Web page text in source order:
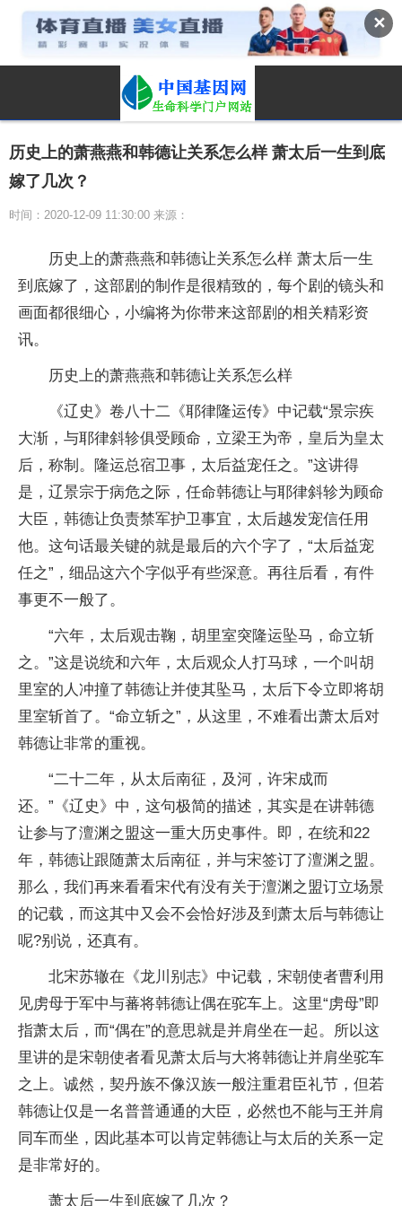
✕
历史上的萧燕燕和韩德让关系怎么样 萧太后一生到底
嫁了几次？
时间：2020-12-09 11:30:00 来源：
历史上的萧燕燕和韩德让关系怎么样 萧太后一生
到底嫁了，这部剧的制作是很精致的，每个剧的镜头和
画面都很细心，小编将为你带来这部剧的相关精彩资
讯。
历史上的萧燕燕和韩德让关系怎么样
《辽史》卷八十二《耶律隆运传》中记载“景宗疾
大渐，与耶律斜轸俱受顾命，立梁王为帝，皇后为皇太
后，称制。隆运总宿卫事，太后益宠任之。”这讲得
是，辽景宗于病危之际，任命韩德让与耶律斜轸为顾命
大臣，韩德让负责禁军护卫事宜，太后越发宠信任用
他。这句话最关键的就是最后的六个字了，“太后益宠
任之”，细品这六个字似乎有些深意。再往后看，有件
事更不一般了。
“六年，太后观击鞠，胡里室突隆运坠马，命立斩
之。”这是说统和六年，太后观众人打马球，一个叫胡
里室的人冲撞了韩德让并使其坠马，太后下令立即将胡
里室斩首了。“命立斩之”，从这里，不难看出萧太后对
韩德让非常的重视。
“二十二年，从太后南征，及河，许宋成而
还。”《辽史》中，这句极简的描述，其实是在讲韩德
让参与了澶渊之盟这一重大历史事件。即，在统和22
年，韩德让跟随萧太后南征，并与宋签订了澶渊之盟。
那么，我们再来看看宋代有没有关于澶渊之盟订立场景
的记载，而这其中又会不会恰好涉及到萧太后与韩德让
呢?别说，还真有。
北宋苏辙在《龙川别志》中记载，宋朝使者曹利用
见虏母于军中与蕃将韩德让偶在驼车上。这里“虏母”即
指萧太后，而“偶在”的意思就是并肩坐在一起。所以这
里讲的是宋朝使者看见萧太后与大将韩德让并肩坐驼车
之上。诚然，契丹族不像汉族一般注重君臣礼节，但若
韩德让仅是一名普普通通的大臣，必然也不能与王并肩
同车而坐，因此基本可以肯定韩德让与太后的关系一定
是非常好的。
萧太后一生到底嫁了几次？